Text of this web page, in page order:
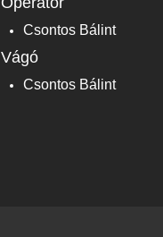
Csontos Bálint
Vágó
Csontos Bálint